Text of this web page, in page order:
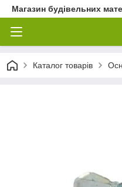
Магазин будівельних
Каталог товарів